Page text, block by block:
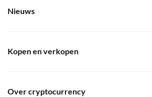
Nieuws
Kopen en verkopen
Over cryptocurrency